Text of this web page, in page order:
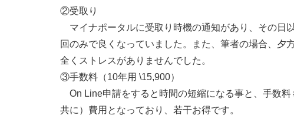
②受取り
マイナポータルに受取り時機の通知があり、その日
回のみで良くなっていました。また、筆者の場合、夕
全くストレスがありませんでした。
③手数料（10年用 \15,900）
On Line申請をすると時間の短縮になる事と、手数
共に）費用となっており、若干お得です。